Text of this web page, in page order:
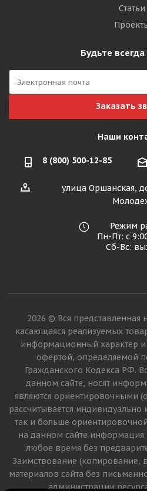
Статьи
Будьте
Заказать
Наши
8 (800) 500-12-85
улица Оршанская,
Режим
Пн-Пт: с
Сб-Вс:
2026 © Вся представленная
касающаяся реализуемых
информационный характер и
офертой, определяемой
Гражданского Кодекса РФ.
данном сайте, носят
являются ориентировочными
рассчитывается
так и больше
на данном сайте
любое время без
Заимствование (копирование,
материалов сайта без
администрации